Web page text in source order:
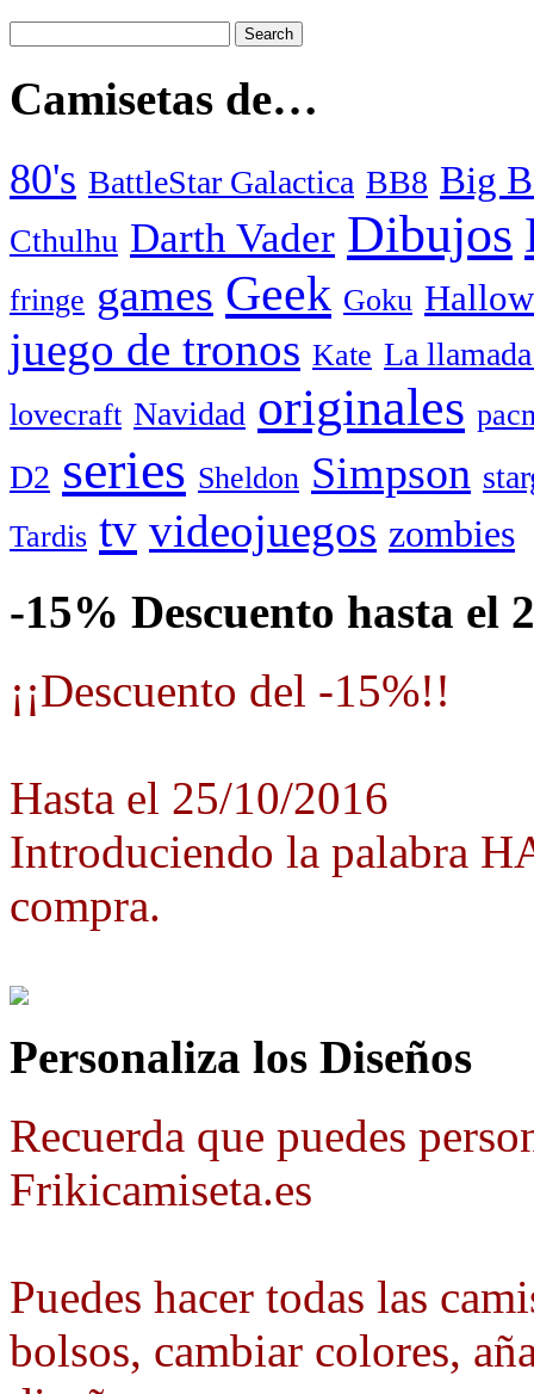
Camisetas de…
80's BattleStar Galactica BB8 Big
Cthulhu Darth Vader Dibujos
fringe games Geek Goku
juego de tronos Kate La
lovecraft Navidad originales
D2 series Sheldon Simpson
Tardis tv videojuegos zombies
-15% Descuento hasta el
¡¡Descuento del -15%!!
Hasta el 25/10/2016
Introduciendo la palabra
compra.
Personaliza los Diseños
Recuerda que puedes
Frikicamiseta.es
Puedes hacer todas las
bolsos, cambiar colores,